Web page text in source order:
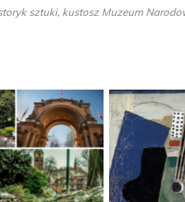
sztuki, kustosz Muzeum